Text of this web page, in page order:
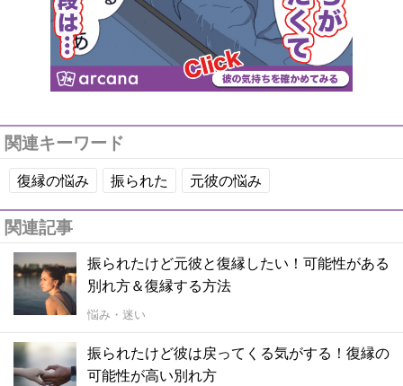
関連キーワード
復縁の悩み 振られた 元彼の悩み
関連記事
振られたけど元彼と復縁したい！可能性がある
別れ方＆復縁する方法
悩み・迷い
振られたけど彼は戻ってくる気がする！復縁の
可能性が高い別れ方